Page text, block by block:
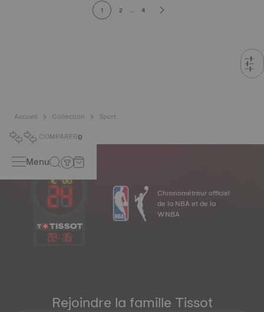
1 2 ... 4
Accueil Collection
Sport
COMPARER0
Menu
22: 15
Chronométreur officiel
de la NBA et de la
WNBA
Rejoindre la famille Tissot